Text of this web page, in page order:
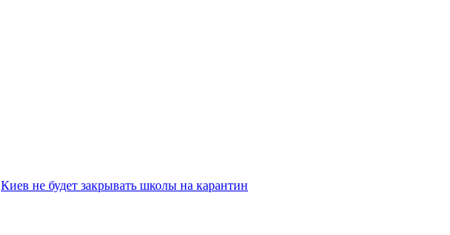
Киев не будет закрывать школы на карантин